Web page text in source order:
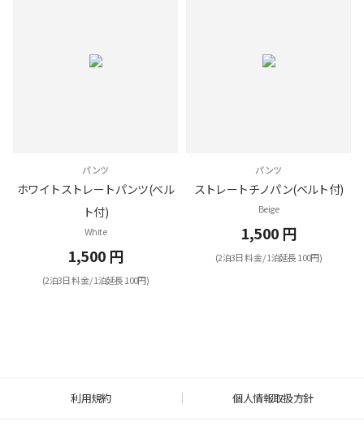
パンツ
ホワイトストレートパンツ(ベル
ト付)
White
1,500 円
(2泊3日 料金 / 1泊延長 100円)
パンツ
ストレートチノパン(ベルト付)
Beige
1,500 円
(2泊3日 料金 / 1泊延長 100円)
利用規約 個人情報取扱方針